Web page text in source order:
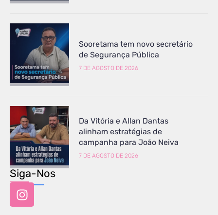
Sooretama tem novo secretário
de Segurança Pública
7 DE AGOSTO DE 2026
Da Vitória e Allan Dantas
alinham estratégias de
campanha para João Neiva
7 DE AGOSTO DE 2026
Siga-Nos